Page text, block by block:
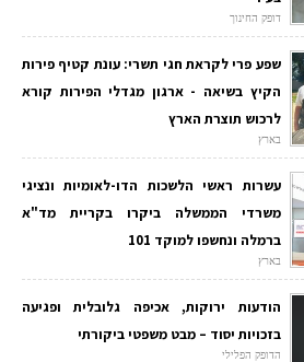
דופק החינוך
שפע פרי לקראת חגי תשרי: עונת קטיף פירות
הקיץ בשיאה - ארגון מגדלי הפירות קורא
לרכוש תוצרת הארץ
בארץ
עשרות ראשי הלשכות הדו-לאומיות ונציגי
משרדי הממשלה ביקרו בקריית מד"א
ברמלה ונחשפו למוקד 101
בארץ
הודעות ירוקות, אכיפה גלובלית ופגיעה
בזכויות יסוד – מבט משפטי ביקורתי
הדופק הפלילי